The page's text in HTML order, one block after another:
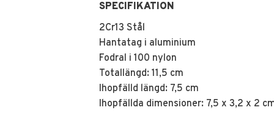
SPECIFIKATION
2Cr13 Stål
Hantatag i aluminium
Fodral i 100 nylon
Totallängd: 11,5 cm
Ihopfälld längd: 7,5 cm
Ihopfällda dimensioner: 7,5 x 3,2 x 2